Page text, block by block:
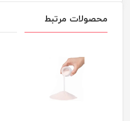
محصولات مرتبط